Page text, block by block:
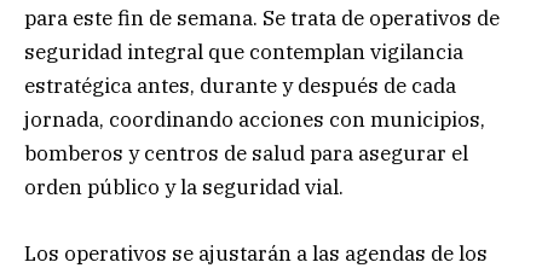
para este fin de semana. Se trata de operativos de
seguridad integral que contemplan vigilancia
estratégica antes, durante y después de cada
jornada, coordinando acciones con municipios,
bomberos y centros de salud para asegurar el
orden público y la seguridad vial.
Los operativos se ajustarán a las agendas de los